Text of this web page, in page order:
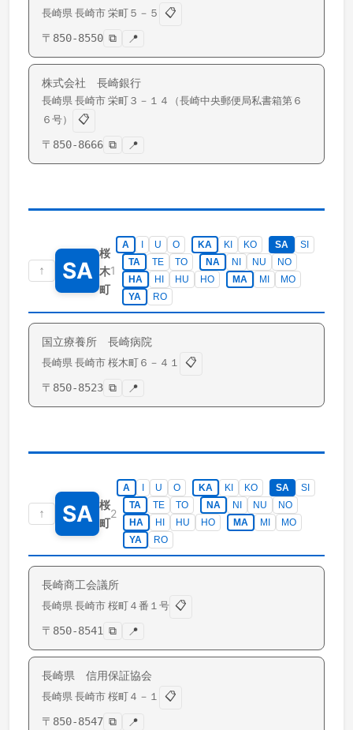
長崎県 長崎市 栄町 ５－５
📋
〒 850-8550 ⧉ 📍
株式会社 長崎銀行
長崎県 長崎市 栄町 ３－１４（長崎中央郵便局私書箱第６
６号）
📋
〒 850-8666 ⧉ 📍
↑ SA
桜
木
町
1
A U O KA KI KO SA
SI
TA
TE TO NA NI NU
NO
HA
HI HU HO MA MI
MO
YA
RO
国立療養所 長崎病院
長崎県 長崎市 桜木町 ６－４１
📋
〒 850-8523 ⧉ 📍
↑ SA 桜
町
2
A U O KA KI KO SA
SI
TA
TE TO NA NI NU
NO
HA
HI HU HO MA MI
MO
YA
RO
長崎商工会議所
長崎県 長崎市 桜町 ４番１号 📋
〒 850-8541 ⧉ 📍
長崎県 信用保証協会
長崎県 長崎市 桜町 ４－１
📋
〒 850-8547 ⧉ 📍